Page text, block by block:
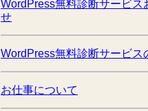
WordPress無料診断サービス
せ
WordPress無料診断サービス
お仕事について